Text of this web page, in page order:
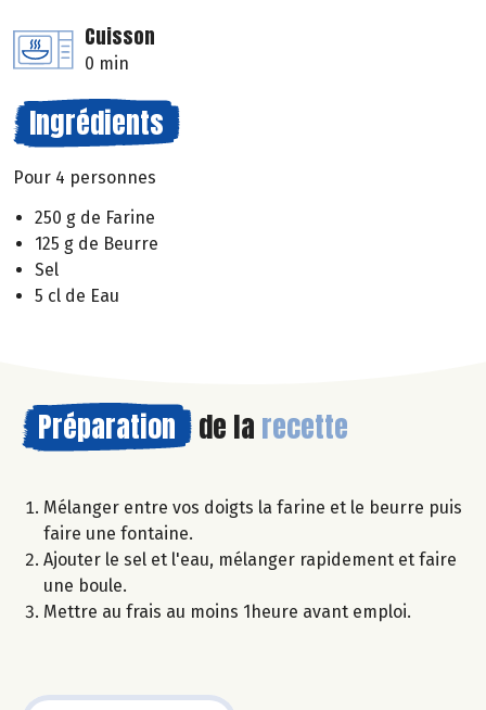
Cuisson
0 min
Ingrédients
Pour 4 personnes
250 g de Farine
125 g de Beurre
Sel
5 cl de Eau
Préparation de la recette
Mélanger entre vos doigts la farine et le beurre puis
faire une fontaine.
Ajouter le sel et l'eau, mélanger rapidement et faire
une boule.
Mettre au frais au moins 1heure avant emploi.